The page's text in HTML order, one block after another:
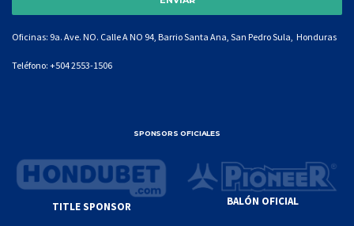
Oficinas: 9a. Ave. NO. Calle A NO 94, Barrio Santa Ana, San Pedro Sula, Honduras
Teléfono: +504 2553-1506
SPONSORS OFICIALES
TITLE SPONSOR BALÓN OFICIAL